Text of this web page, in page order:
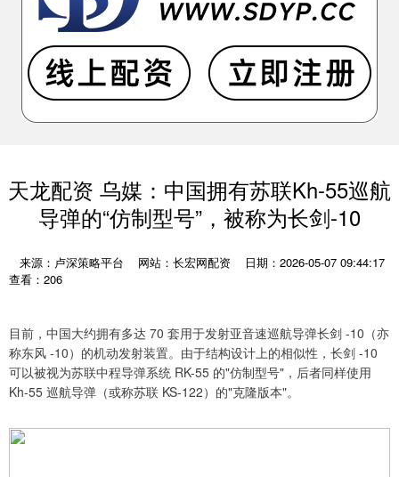
天龙配资 乌媒：中国拥有苏联Kh-55巡航
导弹的“仿制型号”，被称为长剑-10
来源：卢深策略平台 网站：长宏网配资
日期：2026-05-07 09:44:17
查看：206
目前，中国大约拥有多达 70 套用于发射亚音速巡航导弹长剑 -10（亦
称东风 -10）的机动发射装置。由于结构设计上的相似性，长剑 -10
可以被视为苏联中程导弹系统 RK-55 的"仿制型号"，后者同样使用
Kh-55 巡航导弹（或称苏联 KS-122）的"克隆版本"。